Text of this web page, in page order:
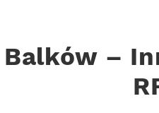
Balków –